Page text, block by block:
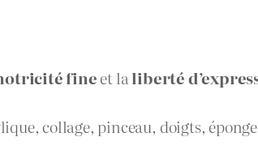
fineet laliberté
collage, pinceau, doigts,